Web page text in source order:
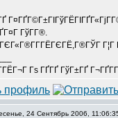
ГўГ­Г®.
Г¦Г
Гѕ ГҐГҐ ГўГ±ГҐ
24 Сентябрь 2006,